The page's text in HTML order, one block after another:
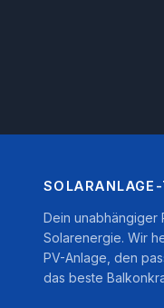
Dein unabhängiger
Solarenergie. Wir
PV-Anlage, den
das beste